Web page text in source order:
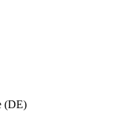
(DE)